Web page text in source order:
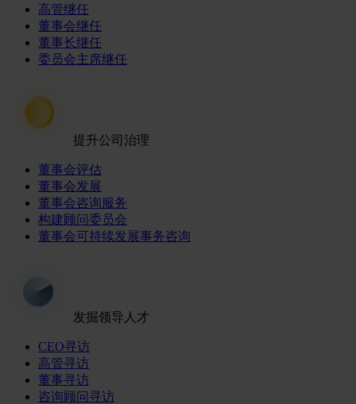
高管继任
董事会继任
董事长继任
委员会主席继任
提升公司治理
董事会评估
董事会发展
董事会咨询服务
构建顾问委员会
董事会可持续发展事务咨询
发掘领导人才
CEO寻访
高管寻访
董事寻访
咨询顾问寻访